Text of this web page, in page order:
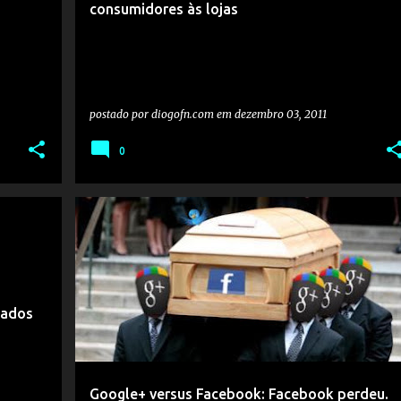
consumidores às lojas
postado por diogofn.com em dezembro 03, 2011
0
Google+ versus Facebook: Facebook perdeu.